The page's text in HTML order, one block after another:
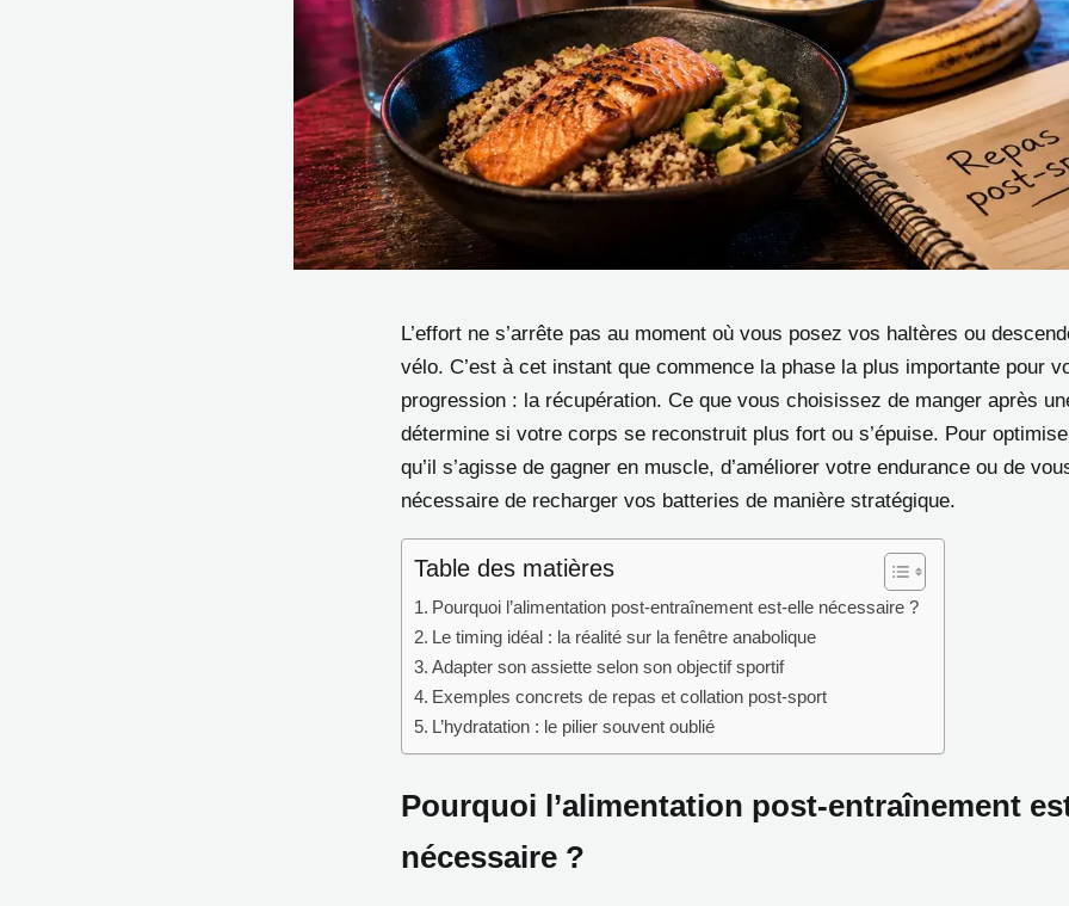
L’effort ne s’arrête pas au moment où vous posez vos haltères ou
vélo. C’est à cet instant que commence la phase la plus importante pour
progression : la récupération. Ce que vous choisissez de manger après
détermine si votre corps se reconstruit plus fort ou s’épuise. Pour
qu’il s’agisse de gagner en muscle, d’améliorer votre endurance ou de
nécessaire de recharger vos batteries de manière stratégique.
Table des matières
Pourquoi l’alimentation post-entraînement est-elle nécessaire ?
Le timing idéal : la réalité sur la fenêtre anabolique
Adapter son assiette selon son objectif sportif
Exemples concrets de repas et collation post-sport
L’hydratation : le pilier souvent oublié
Pourquoi l’alimentation post-entraînement
nécessaire ?